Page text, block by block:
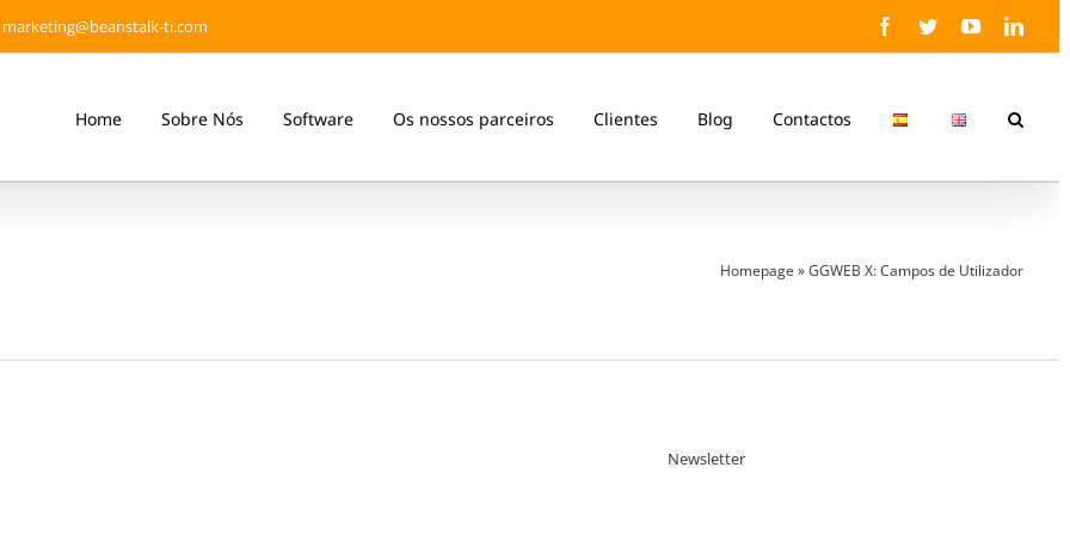
marketing@beanstalk-ti.com Facebook
TwitterYouTube
Home Sobre Nós Software Os nossos parceiros Clientes Blog Contactos
Homepage »GGWEB X: Campos de Utilizador
Newsletter